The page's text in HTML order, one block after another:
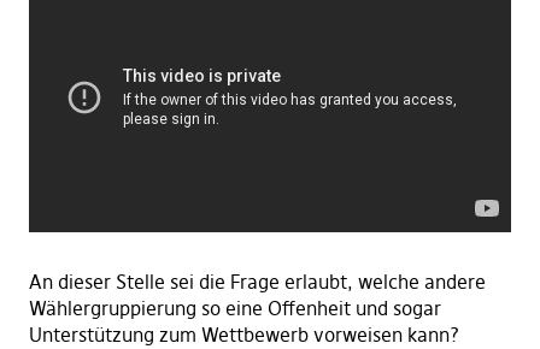
An dieser Stelle sei die Frage erlaubt, welche andere
Wählergruppierung so eine Offenheit und sogar
Unterstützung zum Wettbewerb vorweisen kann?